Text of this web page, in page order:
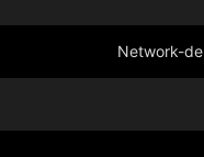
Network-